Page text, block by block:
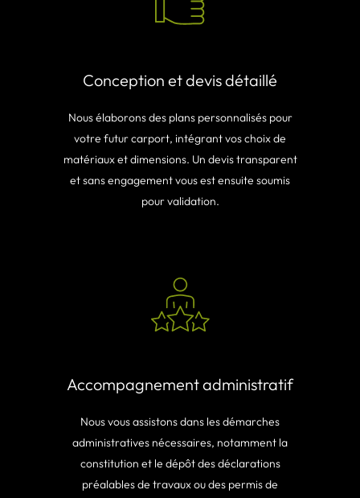
Conception et devis détaillé
Nous élaborons des plans personnalisés pour
votre futur carport, intégrant vos choix de
matériaux et dimensions. Un devis transparent
et sans engagement vous est ensuite soumis
pour validation.
Accompagnement administratif
Nous vous assistons dans les démarches
administratives nécessaires, notamment la
constitution et le dépôt des déclarations
préalables de travaux ou des permis de